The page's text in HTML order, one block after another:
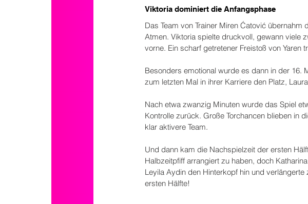
Viktoria dominiert die Anfangsphase
Das Team von Trainer Miren Ćatović
Atmen. Viktoria spielte druckvoll, gewann viele
vorne. Ein scharf getretener Freistoß von Yaren
Besonders emotional wurde es dann in der 16.
zum letzten Mal in ihrer Karriere den Platz,
Nach etwa zwanzig Minuten wurde das Spiel
Kontrolle zurück. Große Torchancen blieben in
klar aktivere Team.
Und dann kam die Nachspielzeit der ersten
Halbzeitpfiff arrangiert zu haben, doch
Leyila Aydin den Hinterkopf hin und
ersten Hälfte!